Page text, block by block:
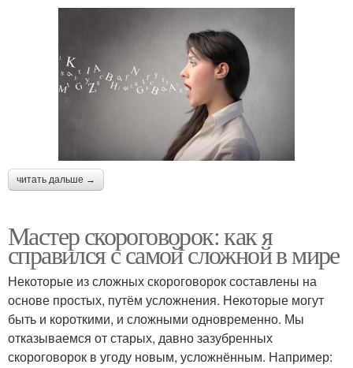
читать дальше →
Мастер скороговорок: как я
справился с самой сложной в мире
Некоторые из сложных скороговорок составлены на
основе простых, путём усложнения. Некоторые могут
быть и короткими, и сложными одновременно. Мы
отказываемся от старых, давно зазубренных
скороговорок в угоду новым, усложнённым. Например: